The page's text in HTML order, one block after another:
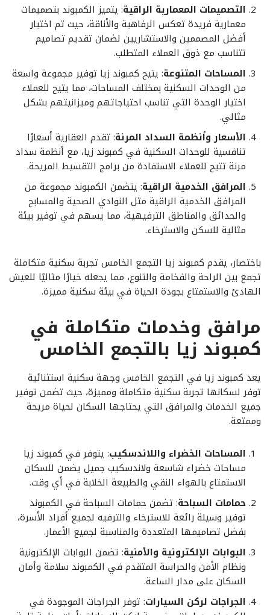
التصميمات المعمارية الراقية: يتميز الكمبوند بتصميمات
معمارية فريدة تعكس الرفاهية والأناقة، حيث تم اختيار
أفضل المصممين والاستشاريين لضمان تقديم تصاميم
تتناسب مع ذوق العملاء المتطلب.
المساحات المتنوعة: يتيح كمبوند زيا توفير مجموعة واسعة
من الوحدات السكنية بمختلف المساحات، مما يتيح للعملاء
اختيار الوحدة التي تناسب احتياجاتهم وميزانيتهم بشكل
مثالي.
الأسعار وأنظمة السداد المرنة: تقدم العقارية أسعارًا
تنافسية للوحدات السكنية في كمبوند زيا، مع أنظمة سداد
مرنة تتيح للعملاء الاستفادة من برامج التقسيط المريحة.
المرافق الخدمية الراقية: يتضمن الكمبوند مجموعة من
المرافق الخدمية الراقية مثل النوادي الصحية والمسابح
والحدائق والمناطق الترفيهية، مما يسهم في توفير بيئة
مثالية للسكن والاسترخاء.
باختصار، يقدم كمبوند زيا التجمع الخامس تجربة سكنية متكاملة
تجمع بين الراحة والفخامة والتنوع، مما يجعله خيارًا مثاليًا للعيش
الهادئ والاستمتاع بجودة الحياة في بيئة سكنية مميزة.
مرافق وخدمات متكاملة في
كمبوند زيا بالتجمع الخامس
يعد كمبوند زيا في التجمع الخامس وجهة سكنية استثنائية
توفر لسكانها تجربة سكنية متكاملة ومميزة، حيث تضمن توفير
جميع الخدمات والمرافق التي يحتاجها السكان لحياة مريحة
وممتعة.
المساحات الخضراء واللاندسكيب: يتوفر في كمبوند زيا
مساحات خضراء شاسعة ولاندسكيب جميل يضمن للسكان
الاستمتاع بالهواء النقي والطبيعة الخلابة في أي وقت.
حمامات السباحة: تضمن حمامات السباحة في الكمبوند
توفير وسيلة رائعة للاسترخاء والترفيه لجميع أفراد الأسرة،
بفضل تصاميمها المتعددة والمناسبة لجميع الأعمار.
البوابات الإلكترونية والأمنية: تضمن البوابات الإلكترونية
ونظام الأمن والحراسة المتقدم في الكمبوند سلامة وأمان
السكان على مدار الساعة.
الجراجات لركن السيارات: توفر الجراجات الموجودة في